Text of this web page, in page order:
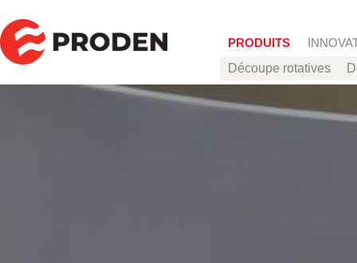
Aller au contenu
PRODUITS
Découpe rotatives